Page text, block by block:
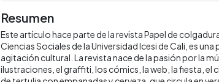
Resumen
Este artículo hace parte de la revista Papel de
Ciencias Sociales de la Universidad Icesi de Cali, es
agitación cultural. La revista nace de la pasión por la
ilustraciones, el graffiti, los cómics, la web, la fiesta, el